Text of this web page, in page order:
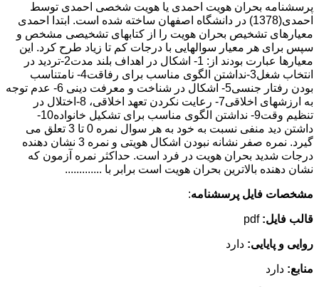
پرسشنامه بحران هویت احمدی یا هویت شخصی احمدی توسط
احمدی(1378) در دانشگاه اصفهان ساخته شده است. ابتدا احمدی
معیارهای تشخیص بحران هویت را از کتابهای تشخیصی مشخص و
سپس برای هر معیار سوالهایی با درجات کم تا زیاد طرح کرد. این
معیارها عبارت بودند از: 1- اشکال در اهداف بلند مدت2-تردید در
انتخاب شغل3-نداشتن الگوی مناسب برای رفاقت4- نامتناسب
بودن رفتار جنسی5- اشکال در شناخت و معرفت دینی 6- عدم توجه
به ارزشهای اخلاقی7- رعایت نکردن تعهد اخلاقی، 8-اختلال در
تنظیم وقت9- نداشتن الگوی مناسب برای تشکیل خانواده10-
داشتن دید منفی نسبت به خود به هر سوال نمره 0 تا 3 تعلق می
گیرد. نمره صفر نشانه نبودن اشکال هویتی و نمره 3 نشان دهنده
درجات شدید بحران هویت در فرد است. حداکثر نمره آزمون که
نشان دهنده بالاترین بحران هویت است برابر با .............
مشخصات فایل پرسشنامه:
قالب فایل: pdf
روایی و پایایی: دارد
منابع: دارد